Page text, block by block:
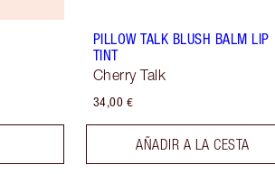
PILLOW TALK BLUSH BALM LIP
TINT
Cherry Talk
34,00 €
AÑADIR A LA CESTA